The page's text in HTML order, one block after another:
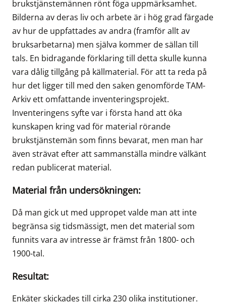
brukstjänstemännen rönt föga uppmärksamhet.
Bilderna av deras liv och arbete är i hög grad färgade
av hur de uppfattades av andra (framför allt av
bruksarbetarna) men själva kommer de sällan till
tals. En bidragande förklaring till detta skulle kunna
vara dålig tillgång på källmaterial. För att ta reda på
hur det ligger till med den saken genomförde TAM-
Arkiv ett omfattande inventeringsprojekt.
Inventeringens syfte var i första hand att öka
kunskapen kring vad för material rörande
brukstjänstemän som finns bevarat, men man har
även strävat efter att sammanställa mindre välkänt
redan publicerat material.
Material från undersökningen:
Då man gick ut med uppropet valde man att inte
begränsa sig tidsmässigt, men det material som
funnits vara av intresse är främst från 1800- och
1900-tal.
Resultat:
Enkäter skickades till cirka 230 olika institutioner.